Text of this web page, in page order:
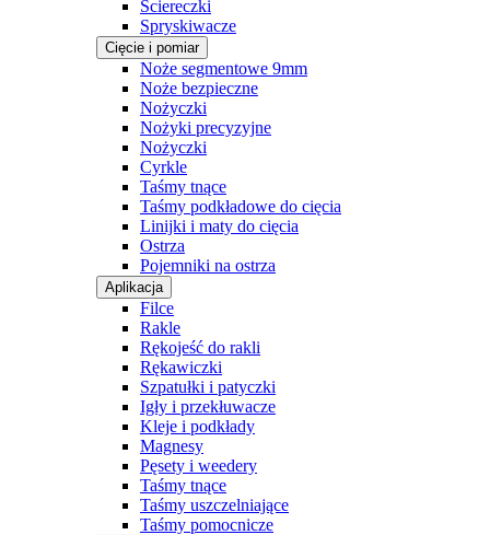
Ściereczki
Spryskiwacze
Cięcie i pomiar
Noże segmentowe 9mm
Noże bezpieczne
Nożyczki
Nożyki precyzyjne
Nożyczki
Cyrkle
Taśmy tnące
Taśmy podkładowe do cięcia
Linijki i maty do cięcia
Ostrza
Pojemniki na ostrza
Aplikacja
Filce
Rakle
Rękojeść do rakli
Rękawiczki
Szpatułki i patyczki
Igły i przekłuwacze
Kleje i podkłady
Magnesy
Pęsety i weedery
Taśmy tnące
Taśmy uszczelniające
Taśmy pomocnicze